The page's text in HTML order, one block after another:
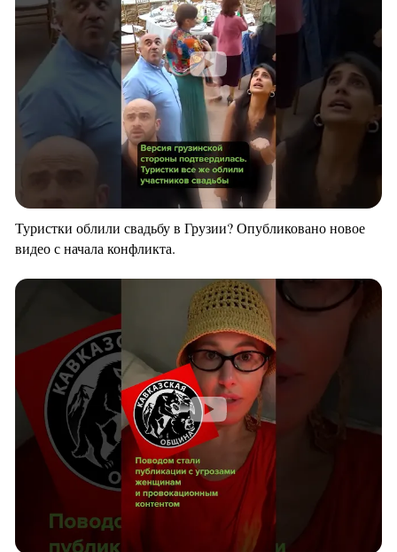
Туристки облили свадьбу в Грузии? Опубликовано новое
видео с начала конфликта.